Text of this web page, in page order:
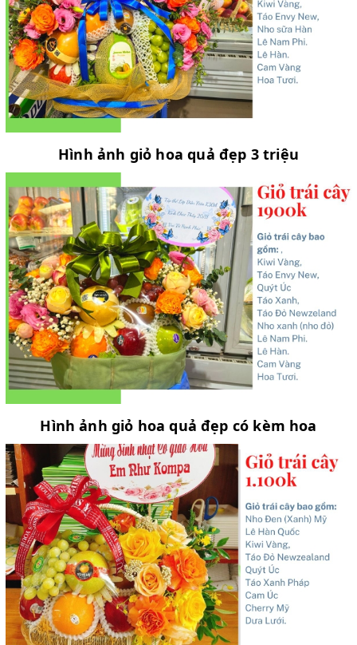
Hình ảnh giỏ hoa quả đẹp 3 triệu
Hình ảnh giỏ hoa quả đẹp có kèm hoa